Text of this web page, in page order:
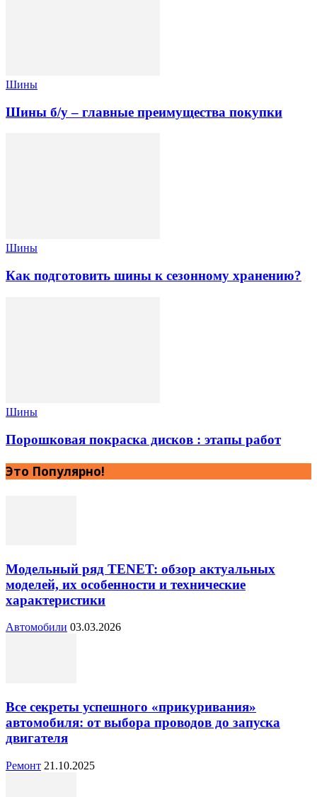
Шины
Шины б/у – главные преимущества покупки
Шины
Как подготовить шины к сезонному хранению?
Шины
Порошковая покраска дисков : этапы работ
Это Популярно!
Модельный ряд TENET: обзор актуальных
моделей, их особенности и технические
характеристики
Автомобили 03.03.2026
Все секреты успешного «прикуривания»
автомобиля: от выбора проводов до запуска
двигателя
Ремонт 21.10.2025